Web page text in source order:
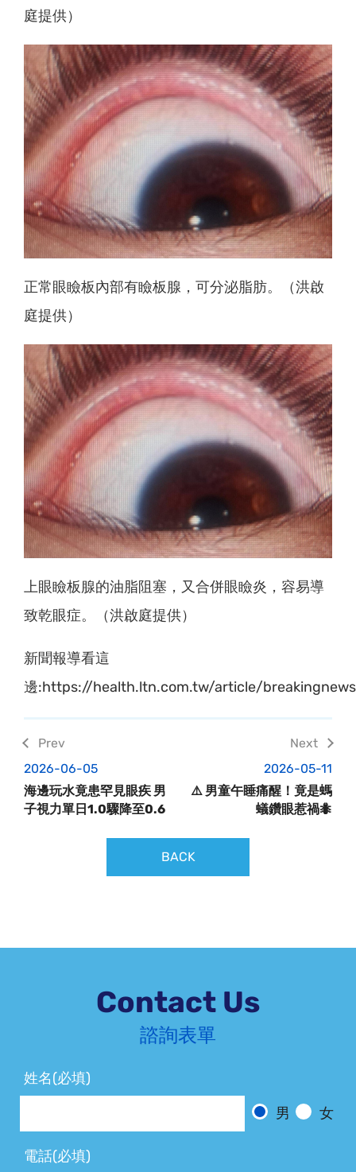
庭提供）
正常眼瞼板內部有瞼板腺，可分泌脂肪。（洪啟
庭提供）
上眼瞼板腺的油脂阻塞，又合併眼瞼炎，容易導
致乾眼症。（洪啟庭提供）
新聞報導看這
邊:https://health.ltn.com.tw/article/
2026-06-05
海邊玩水竟患罕見眼疾 男
子視力單日1.0驟降至0.6
2026-05-11
⚠️ 男童午睡痛醒！竟是螞
蟻鑽眼惹禍🐜
BACK
Contact Us
諮詢表單
姓名(必填)
男
女
電話(必填)